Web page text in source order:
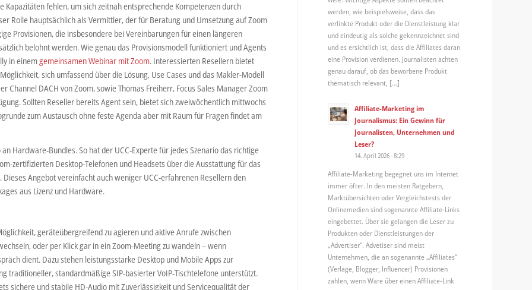
fehlen, um sich zeitnah entsprechende Kompetenzen durch
Rolle hauptsächlich als Vermittler, der für Beratung und Umsetzung auf Zoom
Provisionen, die insbesondere bei Vereinbarungen für einen längeren
belohnt werden. Wie genau das Provisionsmodell funktioniert und Agents
in einemgemeinsamen Webinar mit Zoom. Interessierten Resellern bietet
sich umfassend über die Lösung, Use Cases und das Makler-Modell
Channel DACH von Zoom, sowie Thomas Freiherr, Focus Sales Manager Zoom
Sollten Reseller bereits Agent sein, bietet sich zweiwöchentlich mittwochs
zum Austausch ohne feste Agenda aber mit Raum für Fragen findet am
Hardware-Bundles. So hat der UCC-Experte für jedes Szenario das richtige
zertifizierten Desktop-Telefonen und Headsets über die Ausstattung für das
Angebot vereinfacht auch weniger UCC-erfahrenen Resellern den
aus Lizenz und Hardware.
geräteübergreifend zu agieren und aktive Anrufe zwischen
oder per Klick gar in ein Zoom-Meeting zu wandeln – wenn
dient. Dazu stehen leistungsstarke Desktop und Mobile Apps zur
traditioneller, standardmäßige SIP-basierter VoIP-Tischtelefone unterstützt.
sichere und stabile HD-Audio mit Zuverlässigkeit und Servicequalität der
werden, wie beispielsweise, dass das
verlinkte Produkt oder die Dienstleistung klar
und eindeutig als solche gekennzeichnet sind
und es ersichtlich ist, dass die Affiliates daran
eine Provision verdienen. Journalisten achten
genau darauf, ob das beworbene Produkt
thematisch relevant, […]
Affiliate-Marketing im
Journalismus: Ein Gewinn für
Journalisten, Unternehmen und
Leser?
14. April 2026 - 8:29
Affiliate-Marketing begegnet uns im Internet
immer öfter. In den meisten Ratgebern,
Marktübersichten oder Vergleichstests der
Onlinemedien sind sogenannte Affiliate-Links
eingebettet. Über sie gelangen die Leser zu
Produkten oder Dienstleistungen der
„Advertiser“. Advetiser sind meist
Unternehmen, die an sogenannte „Affiliates“
(Verlage, Blogger, Influencer) Provisionen
zahlen, wenn Ware über einen Affiliate-Link